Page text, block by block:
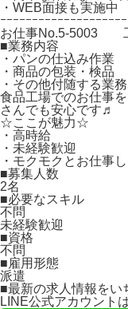
・WEB面接も実施中
ｰｰｰｰｰｰｰｰｰｰｰｰｰｰｰｰｰｰｰ
お仕事No.5-5003
■業務内容
・パンの仕込み作業
・商品の包装・検品
・その他付随する業務
食品工場でのお仕事
さんでも安心です♬
☆ここが魅力☆
・高時給
・未経験歓迎
・モクモクとお仕事
■募集人数
2名
■必要なスキル
不問
未経験歓迎
■資格
不問
■雇用形態
派遣
■最新の求人情報をい
LINE公式アカウント